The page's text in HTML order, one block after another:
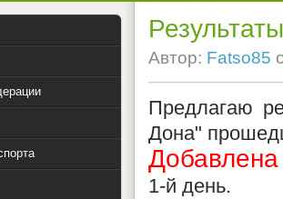
Автор: Fatso85
Предлагаю
Дона"
1-й день.